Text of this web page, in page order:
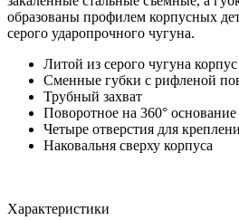
образованы профилем корпусных
серого ударопрочного чугуна.
Литой из серого чугуна корпус
Сменные губки с рифленой
Трубный захват
Поворотное на 360° основание
Четыре отверстия для
Наковальня сверху корпуса
Характеристики